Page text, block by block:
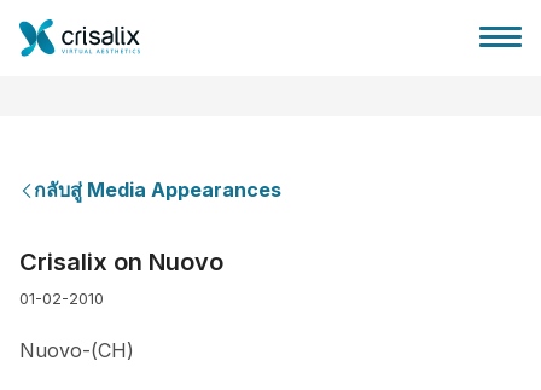
กลับสู่ Media Appearances
Crisalix on Nuovo
01-02-2010
Nuovo-(CH)